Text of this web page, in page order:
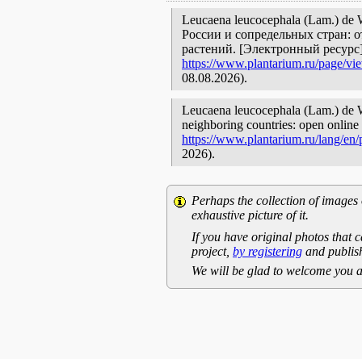
Leucaena leucocephala (Lam.)
России и сопредельных стран:
растений. [Электронный
https://www.plantarium.ru/page/
08.08.2026).
Leucaena leucocephala (Lam.) de
neighboring countries: open
https://www.plantarium.ru/lang/
2026).
Perhaps the collection of
exhaustive picture of it.
If you have original photos that
project, by registering and
We will be glad to welcome